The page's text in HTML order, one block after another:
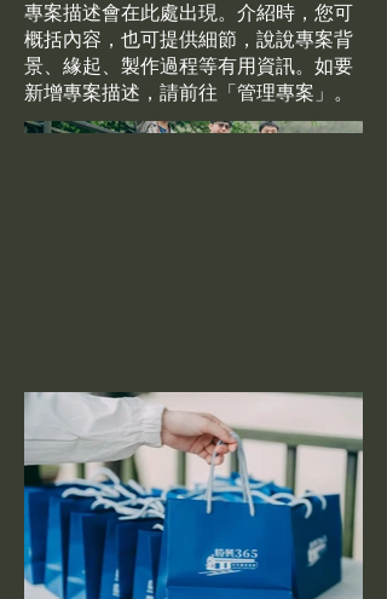
專案描述會在此處出現。介紹時，您可
概括內容，也可提供細節，說說專案背
景、緣起、製作過程等有用資訊。如要
新增專案描述，請前往「管理專案」。